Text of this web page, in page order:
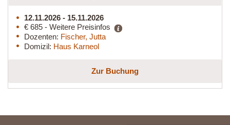
12.11.2026 - 15.11.2026
€ 685 - Weitere Preisinfos
Dozenten: Fischer, Jutta
Domizil: Haus Karneol
Zur Buchung